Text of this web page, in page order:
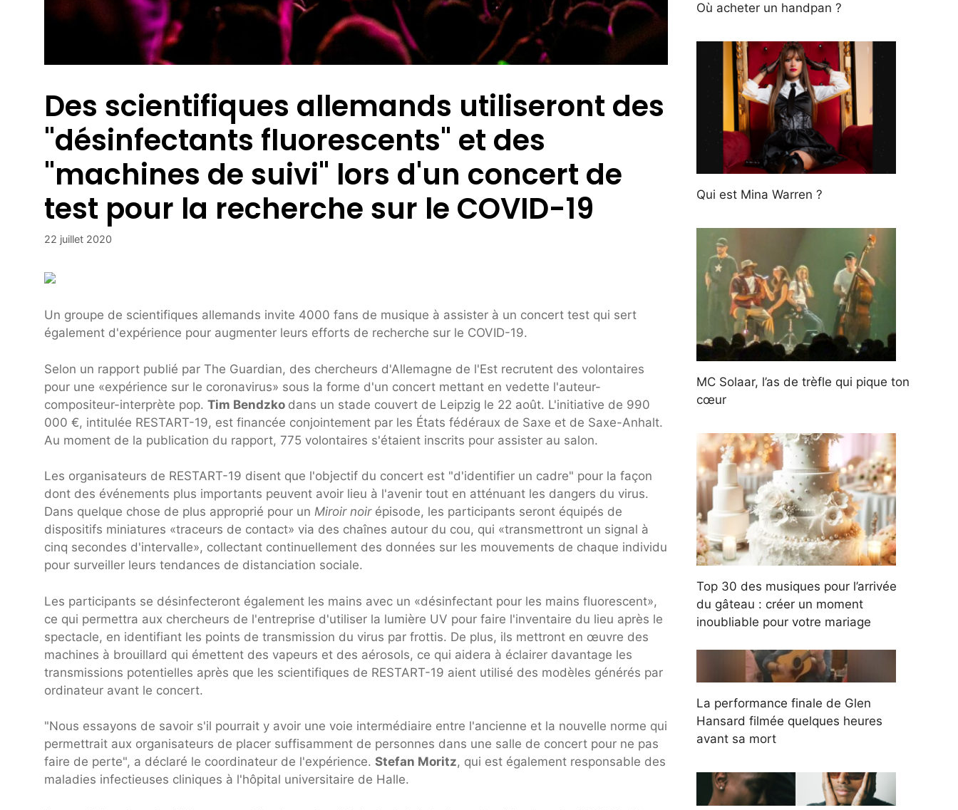
Des scientifiques allemands utiliseront des
"désinfectants fluorescents" et des
"machines de suivi" lors d'un concert de
test pour la recherche sur le COVID-19
22 juillet 2020
Un groupe de scientifiques allemands invite 4000 fans de musique à assister à un concert test qui sert
également d'expérience pour augmenter leurs efforts de recherche sur le COVID-19.
Selon un rapport publié par The Guardian, des chercheurs d'Allemagne de l'Est recrutent des volontaires
pour une «expérience sur le coronavirus» sous la forme d'un concert mettant en vedette l'auteur-
compositeur-interprète pop. Tim Bendzko dans un stade couvert de Leipzig le 22 août. L'initiative de 990
000 €, intitulée RESTART-19, est financée conjointement par les États fédéraux de Saxe et de Saxe-Anhalt.
Au moment de la publication du rapport, 775 volontaires s'étaient inscrits pour assister au salon.
Les organisateurs de RESTART-19 disent que l'objectif du concert est "d'identifier un cadre" pour la façon
dont des événements plus importants peuvent avoir lieu à l'avenir tout en atténuant les dangers du virus.
Dans quelque chose de plus approprié pour un Miroir noir épisode, les participants seront équipés de
dispositifs miniatures «traceurs de contact» via des chaînes autour du cou, qui «transmettront un signal à
cinq secondes d'intervalle», collectant continuellement des données sur les mouvements de chaque individu
pour surveiller leurs tendances de distanciation sociale.
Les participants se désinfecteront également les mains avec un «désinfectant pour les mains fluorescent»,
ce qui permettra aux chercheurs de l'entreprise d'utiliser la lumière UV pour faire l'inventaire du lieu après le
spectacle, en identifiant les points de transmission du virus par frottis. De plus, ils mettront en œuvre des
machines à brouillard qui émettent des vapeurs et des aérosols, ce qui aidera à éclairer davantage les
transmissions potentielles après que les scientifiques de RESTART-19 aient utilisé des modèles générés par
ordinateur avant le concert.
"Nous essayons de savoir s'il pourrait y avoir une voie intermédiaire entre l'ancienne et la nouvelle norme qui
permettrait aux organisateurs de placer suffisamment de personnes dans une salle de concert pour ne pas
faire de perte", a déclaré le coordinateur de l'expérience. Stefan Moritz, qui est également responsable des
maladies infectieuses cliniques à l'hôpital universitaire de Halle.
Où acheter un handpan ?
Qui est Mina Warren ?
MC Solaar, l’as de trèfle qui pique ton
cœur
Top 30 des musiques pour l’arrivée
du gâteau : créer un moment
inoubliable pour votre mariage
La performance finale de Glen
Hansard filmée quelques heures
avant sa mort